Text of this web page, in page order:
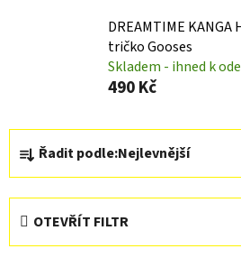
DREAMTIME
tričko Gooses
Skladem - ihned k
490 Kč
Ř
a
z
Řadit podle:Nejlevnější
OTEVŘÍT FILTR